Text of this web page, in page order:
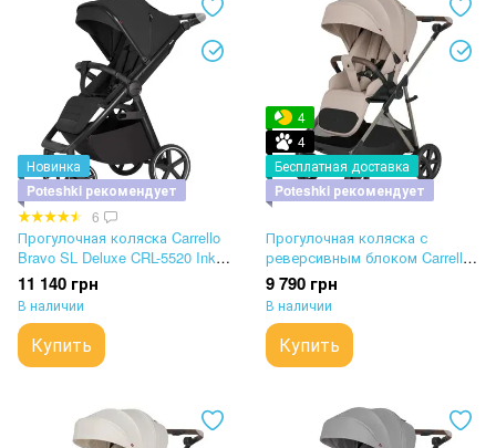
Новинка
Poteshki рекомендует
6
Прогулочная коляска Carrello
Bravo SL Deluxe CRL-5520 Ink
Black
11 140 грн
В наличии
Купить
4
4
Бесплатная доставка
Poteshki рекомендует
Прогулочная коляска с
реверсивным блоком Carrello
Costa CRL-5543 Vanilla Beige
9 790 грн
В наличии
Купить